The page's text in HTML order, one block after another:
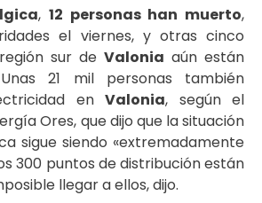
, 12 personas han muerto,
el viernes, y otras cinco
sur de Valonia aún están
21 mil personas también
en Valonia, según el
Ores, que dijo que la situación
sigue siendo «extremadamente
300 puntos de distribución están
llegar a ellos, dijo.